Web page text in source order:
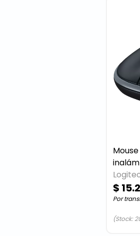
$
Por
(Stock: